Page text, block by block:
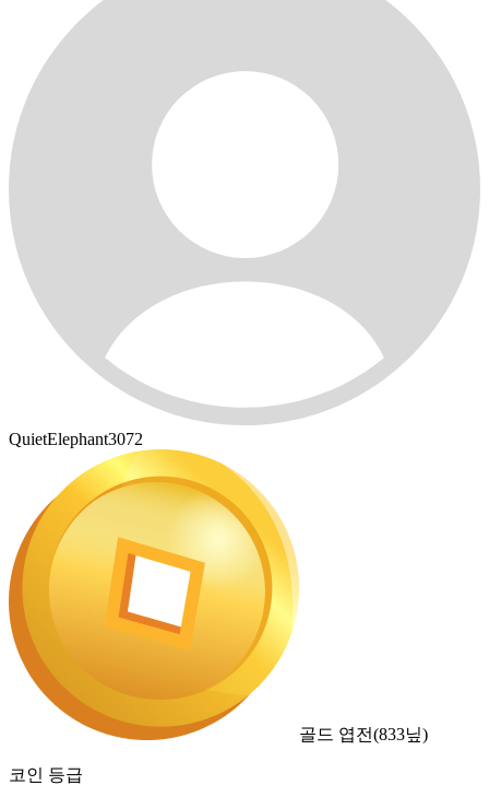
QuietElephant3072
골드 엽전(833닢)
코인 등급